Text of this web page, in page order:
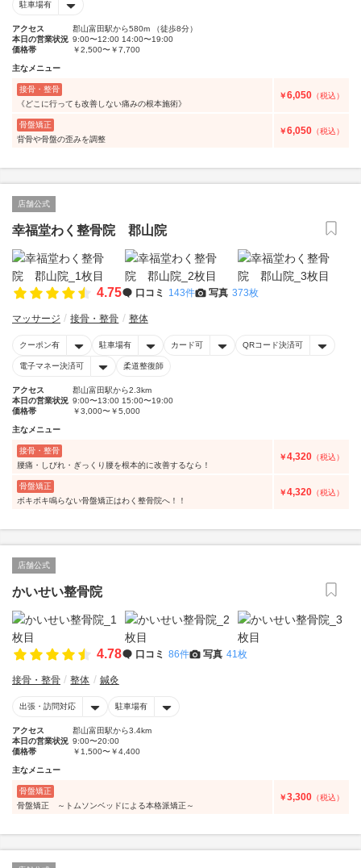
駐車場有
アクセス
郡山富田駅から580m （徒歩8分）
本日の営業状況 9:00〜12:00 14:00〜19:00
価格帯
￥2,500〜￥7,700
主なメニュー
接骨・整骨
《どこに行っても改善しない痛みの根本施術》
￥6,050 （税込）
骨盤矯正
背骨や骨盤の歪みを調整
￥6,050 （税込）
店舗公式
幸福堂わく整骨院 郡山院
4.75 口コミ 143件 写真 373枚
マッサージ 接骨・整骨 整体
クーポン有 駐車場有 カード可 QRコード決済可
電子マネー決済可 柔道整復師
アクセス
郡山富田駅から2.3km
本日の営業状況 9:00〜13:00 15:00〜19:00
価格帯
￥3,000〜￥5,000
主なメニュー
接骨・整骨
腰痛・しびれ・ぎっくり腰を根本的に改善するなら！
￥4,320 （税込）
骨盤矯正
ボキボキ鳴らない骨盤矯正はわく整骨院へ！！
￥4,320 （税込）
店舗公式
かいせい整骨院
4.78 口コミ 86件 写真 41枚
接骨・整骨 整体 鍼灸
出張・訪問対応 駐車場有
アクセス
郡山富田駅から3.4km
本日の営業状況 9:00〜20:00
価格帯
￥1,500〜￥4,400
主なメニュー
骨盤矯正
骨盤矯正 ～トムソンベッドによる本格派矯正～
￥3,300 （税込）